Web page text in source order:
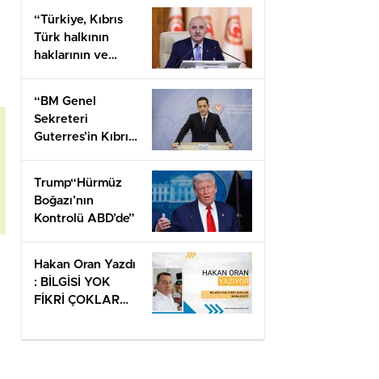
Etti
“Türkiye, Kıbrıs
Türk halkının
haklarının ve
“BM Genel
Sekreteri
Guterres’in Kıbrıs
Trump“Hürmüz
Boğazı’nın
Kontrolü ABD’de”
Hakan Oran Yazdı
: BİLGİSİ YOK
FİKRİ ÇOKLAR